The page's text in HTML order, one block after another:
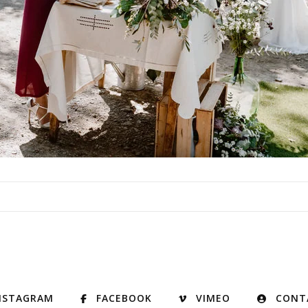
FACEBOOK VIMEO